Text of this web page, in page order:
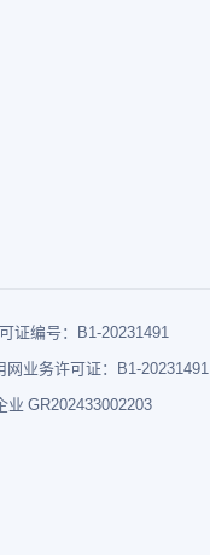
证编号：B1-20231491
业务许可证：B1-20231491
业 GR202433002203